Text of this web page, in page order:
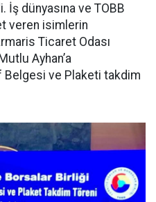
dünyasına ve TOBB
veren isimlerin
Ticaret Odası
Ayhan’a
Belgesi ve Plaketi takdim